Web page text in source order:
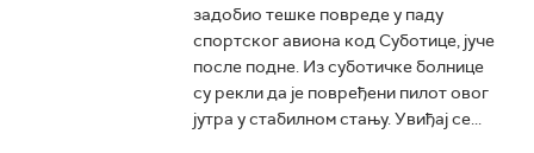
задобио тешке повреде у паду
спортског авиона код Суботице, јуче
после подне. Из суботичке болнице
су рекли да је повређени пилот овог
јутра у стабилном стању. Увиђај се...